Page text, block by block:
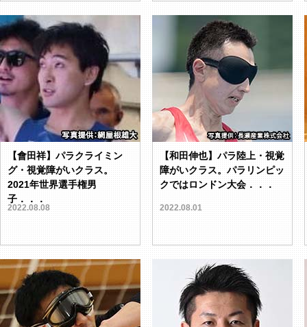
【會田祥】パラクライミン
グ・視覚障がいクラス。
2021年世界選手権男
子．．．
2022.08.08
【和田伸也】パラ陸上・視覚
障がいクラス。パラリンピッ
クではロンドン大会．．．
2022.08.01